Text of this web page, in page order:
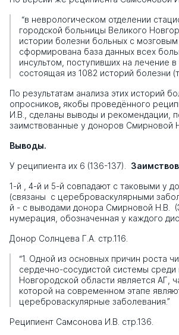
“в неврологическом отделении
городской больницы Великого
истории болезни больных с
сфор­мирована база данных всех
инсультом, поступивших на лечение в
состоящая из 1082 историй болезни
По результатам анализа этих историй
опросников якобы проведённого
И.В., сделаны выводы и рекомендации,
заимствованные у доноров Смирновой
Выводы.
У реципиента их 6 (136-137).
1-й , 4-й и 5-й совпадают с таковыми у
(связаны с цереброваскулярными
й - с выводами донора Смирновой Н.В.
нумерация, обозначенная у каждого
Донор Солнцева Г.А. стр.116.
“1. Одной из основных причин роста
сердечно-сосудистой системы среди
Новгородской области является АГ,
которой на современном этапе
цереброваскулярные заболевания.”
Реципиент Самсонова И.В. стр.136.